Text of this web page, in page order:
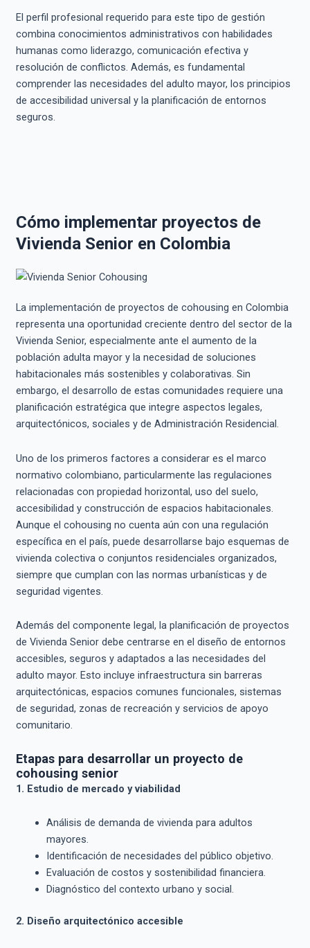
El perfil profesional requerido para este tipo de gestión
combina conocimientos administrativos con habilidades
humanas como liderazgo, comunicación efectiva y
resolución de conflictos. Además, es fundamental
comprender las necesidades del adulto mayor, los principios
de accesibilidad universal y la planificación de entornos
seguros.
Cómo implementar proyectos de
Vivienda Senior en Colombia
La implementación de proyectos de cohousing en Colombia
representa una oportunidad creciente dentro del sector de la
Vivienda Senior, especialmente ante el aumento de la
población adulta mayor y la necesidad de soluciones
habitacionales más sostenibles y colaborativas. Sin
embargo, el desarrollo de estas comunidades requiere una
planificación estratégica que integre aspectos legales,
arquitectónicos, sociales y de Administración Residencial.
Uno de los primeros factores a considerar es el marco
normativo colombiano, particularmente las regulaciones
relacionadas con propiedad horizontal, uso del suelo,
accesibilidad y construcción de espacios habitacionales.
Aunque el cohousing no cuenta aún con una regulación
específica en el país, puede desarrollarse bajo esquemas de
vivienda colectiva o conjuntos residenciales organizados,
siempre que cumplan con las normas urbanísticas y de
seguridad vigentes.
Además del componente legal, la planificación de proyectos
de Vivienda Senior debe centrarse en el diseño de entornos
accesibles, seguros y adaptados a las necesidades del
adulto mayor. Esto incluye infraestructura sin barreras
arquitectónicas, espacios comunes funcionales, sistemas
de seguridad, zonas de recreación y servicios de apoyo
comunitario.
Etapas para desarrollar un proyecto de
cohousing senior
1. Estudio de mercado y viabilidad
Análisis de demanda de vivienda para adultos
mayores.
Identificación de necesidades del público objetivo.
Evaluación de costos y sostenibilidad financiera.
Diagnóstico del contexto urbano y social.
2. Diseño arquitectónico accesible